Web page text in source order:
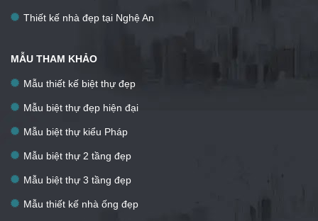
Thiết kế nhà đẹp tại Nghệ An
MẪU THAM KHẢO
Mẫu thiết kế biệt thự đẹp
Mẫu biệt thự đẹp hiện đại
Mẫu biệt thự kiểu Pháp
Mẫu biệt thự 2 tầng đẹp
Mẫu biệt thự 3 tầng đẹp
Mẫu thiết kế nhà ống đẹp